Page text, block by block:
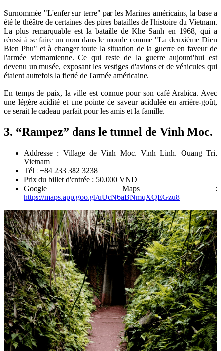
Surnommée "L'enfer sur terre" par les Marines américains, la base a
été le théâtre de certaines des pires batailles de l'histoire du Vietnam.
La plus remarquable est la bataille de Khe Sanh en 1968, qui a
réussi à se faire un nom dans le monde comme "La deuxième Dien
Bien Phu" et à changer toute la situation de la guerre en faveur de
l'armée vietnamienne. Ce qui reste de la guerre aujourd'hui est
devenu un musée, exposant les vestiges d'avions et de véhicules qui
étaient autrefois la fierté de l'armée américaine.
En temps de paix, la ville est connue pour son café Arabica. Avec
une légère acidité et une pointe de saveur acidulée en arrière-goût,
ce serait le cadeau parfait pour les amis et la famille.
3. “Rampez” dans le tunnel de Vinh Moc.
Addresse : Village de Vinh Moc, Vinh Linh, Quang Tri,
Vietnam
Tél : +84 233 382 3238
Prix du billet d'entrée : 50.000 VND
Google Maps :
https://maps.app.goo.gl/uUcN6aBNmqXQEGzu8